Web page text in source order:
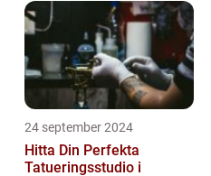
24 september 2024
Hitta Din Perfekta
Tatueringsstudio i